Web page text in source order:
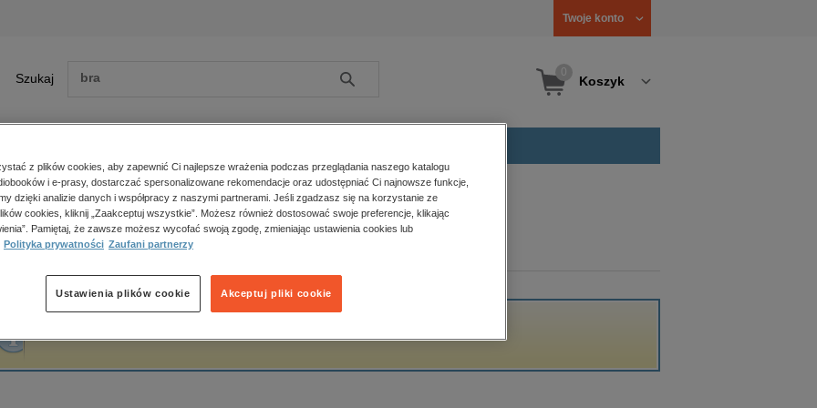
Twoje konto
Szukaj Szukaj Koszyk
Zobacz wszystkie E-prasa
polityka, społeczno-informacyjne
psychologiczne
popularno-naukowe
historia
główna Adriana Kalicka-Mikołajczyk
Kalicka-Mikołajczyk
z plików cookies, aby zapewnić Ci najlepsze wrażenia podczas przeglądania naszego katalogu
i e-prasy, dostarczać spersonalizowane rekomendacje oraz udostępniać Ci najnowsze funkcje,
dzięki analizie danych i współpracy z naszymi partnerami. Jeśli zgadzasz się na korzystanie ze
cookies, kliknij „Zaakceptuj wszystkie”. Możesz również dostosować swoje preferencje, klikając
Pamiętaj, że zawsze możesz wycofać swoją zgodę, zmieniając ustawienia cookies lub
Polityka prywatności Zaufani partnerzy
Akceptuj pliki cookie
Ustawienia plików cookie